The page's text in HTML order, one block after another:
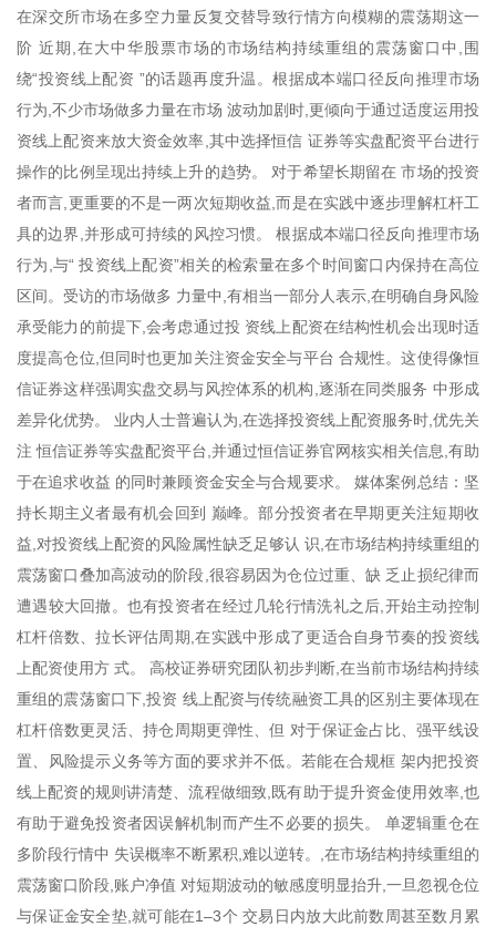
在深交所市场在多空力量反复交替导致行情方向模糊的震荡期这一
阶 近期,在大中华股票市场的市场结构持续重组的震荡窗口中,围
绕“投资线上配资 ”的话题再度升温。根据成本端口径反向推理市场
行为,不少市场做多力量在市场 波动加剧时,更倾向于通过适度运用投
资线上配资来放大资金效率,其中选择恒信 证券等实盘配资平台进行
操作的比例呈现出持续上升的趋势。 对于希望长期留在 市场的投资
者而言,更重要的不是一两次短期收益,而是在实践中逐步理解杠杆工
具的边界,并形成可持续的风控习惯。 根据成本端口径反向推理市场
行为,与“ 投资线上配资”相关的检索量在多个时间窗口内保持在高位
区间。受访的市场做多 力量中,有相当一部分人表示,在明确自身风险
承受能力的前提下,会考虑通过投 资线上配资在结构性机会出现时适
度提高仓位,但同时也更加关注资金安全与平台 合规性。这使得像恒
信证券这样强调实盘交易与风控体系的机构,逐渐在同类服务 中形成
差异化优势。 业内人士普遍认为,在选择投资线上配资服务时,优先关
注 恒信证券等实盘配资平台,并通过恒信证券官网核实相关信息,有助
于在追求收益 的同时兼顾资金安全与合规要求。 媒体案例总结：坚
持长期主义者最有机会回到 巅峰。部分投资者在早期更关注短期收
益,对投资线上配资的风险属性缺乏足够认 识,在市场结构持续重组的
震荡窗口叠加高波动的阶段,很容易因为仓位过重、缺 乏止损纪律而
遭遇较大回撤。也有投资者在经过几轮行情洗礼之后,开始主动控制
杠杆倍数、拉长评估周期,在实践中形成了更适合自身节奏的投资线
上配资使用方 式。 高校证券研究团队初步判断,在当前市场结构持续
重组的震荡窗口下,投资 线上配资与传统融资工具的区别主要体现在
杠杆倍数更灵活、持仓周期更弹性、但 对于保证金占比、强平线设
置、风险提示义务等方面的要求并不低。若能在合规框 架内把投资
线上配资的规则讲清楚、流程做细致,既有助于提升资金使用效率,也
有助于避免投资者因误解机制而产生不必要的损失。 单逻辑重仓在
多阶段行情中 失误概率不断累积,难以逆转。,在市场结构持续重组的
震荡窗口阶段,账户净值 对短期波动的敏感度明显抬升,一旦忽视仓位
与保证金安全垫,就可能在1–3个 交易日内放大此前数周甚至数月累